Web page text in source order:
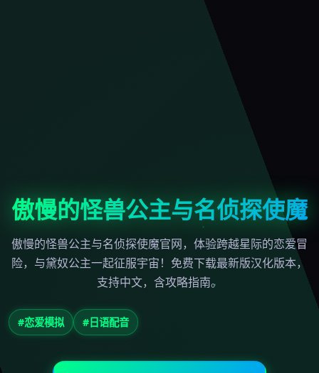
傲慢的怪兽公主与名侦探使魔
傲慢的怪兽公主与名侦探使魔官网，体验跨越星际的恋爱冒
险，与黛奴公主一起征服宇宙！免费下载最新版汉化版本，
支持中文，含攻略指南。
#恋爱模拟 #日语配音